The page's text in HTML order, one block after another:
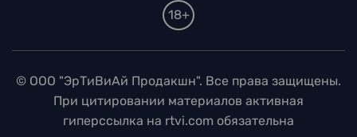
18+
© ООО "ЭрТиВиАй Продакшн". Все права защищены.
При цитировании материалов активная
гиперссылка на rtvi.com обязательна